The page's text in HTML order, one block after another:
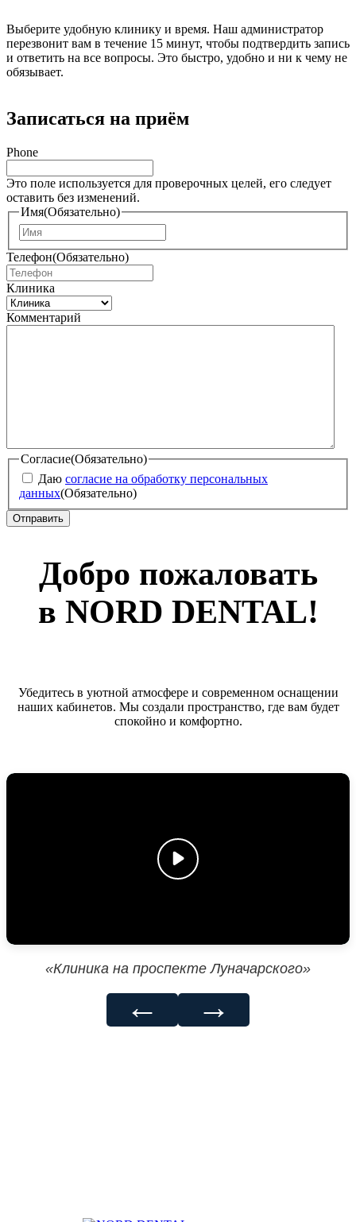
Выберите удобную клинику и время. Наш администратор
перезвонит вам в течение 15 минут, чтобы подтвердить запись
и ответить на все вопросы. Это быстро, удобно и ни к чему не
обязывает.
Записаться на приём
Phone
Это поле используется для проверочных целей, его следует
оставить без изменений.
Имя(Обязательно)
м
Телефон(Обязательно)
Клиника
Комментарий
Согласие(Обязательно)
Даю согласие на обработку персональных
данных(Обязательно)
Добро пожаловать
в NORD DENTAL!
Убедитесь в уютной атмосфере и современном оснащении
наших кабинетов. Мы создали пространство, где вам будет
спокойно и комфортно.
«Клиника на проспекте Луначарского»
← →